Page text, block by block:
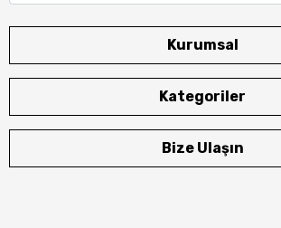
Kurumsal
Kategoriler
Bize Ulaşın